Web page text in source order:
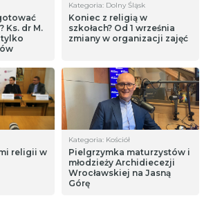
Ks. dr M.
tylko
Kategoria: Dolny Śląsk
Koniec z religią w
szkołach? Od 1 września
zmiany w organizacji zajęć
religii w
Kategoria: Kościół
Pielgrzymka maturzystów i
młodzieży Archidiecezji
Wrocławskiej na Jasną
Górę